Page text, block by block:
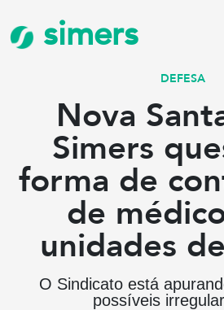
simers
DEFESA
Nova
Simers
forma de
de
unidades
O Sindicato está
possíveis